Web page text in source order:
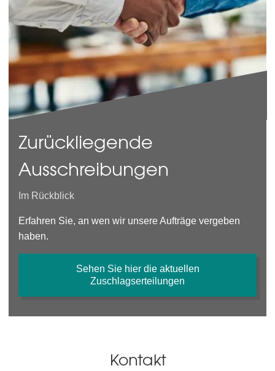
Zurückliegende
Ausschreibungen
Im Rückblick
Erfahren Sie, an wen wir unsere Aufträge vergeben
haben.
Sehen Sie hier die aktuellen
Zuschlagserteilungen
Kontakt